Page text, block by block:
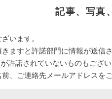
記事、写真
います。
ますと許諾部門に情報が送信
許諾されていないものもござ
、ご連絡先メールアドレスを